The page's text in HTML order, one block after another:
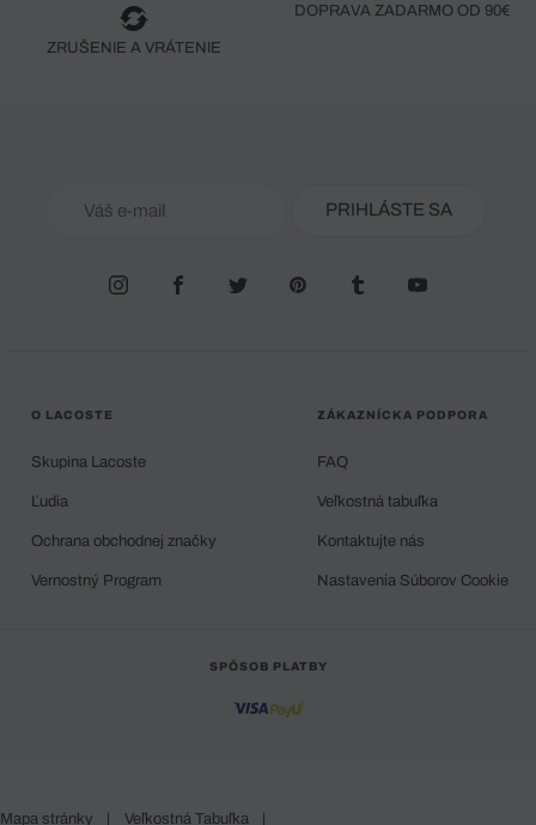
ZRUŠENIE A VRÁTENIE
DOPRAVA ZADARMO OD 90€
PRIHLÁSTE SA
O LACOSTE
Skupina Lacoste
Ľudia
Ochrana obchodnej značky
Vernostný Program
ZÁKAZNÍCKA PODPORA
FAQ
Veľkostná tabuľka
Kontaktujte nás
Nastavenia Súborov Cookie
SPÔSOB PLATBY
Mapa stránky | Veľkostná Tabuľka |